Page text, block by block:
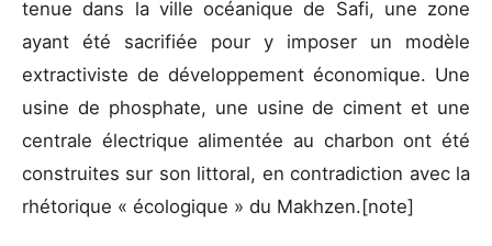
tenue dans la ville océanique de Safi, une zone
ayant été sacrifiée pour y imposer un modèle
extractiviste de développement économique. Une
usine de phosphate, une usine de ciment et une
centrale électrique alimentée au charbon ont été
construites sur son littoral, en contradiction avec la
rhétorique « écologique » du Makhzen.[note]